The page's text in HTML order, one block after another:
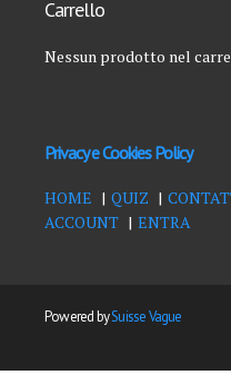
Carrello
Nessun prodotto nel
Privacy e Cookies Policy
HOME QUIZ
ACCOUNT
ENTRA
Powered bySuisse Vague